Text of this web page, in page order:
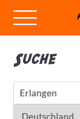
Suche